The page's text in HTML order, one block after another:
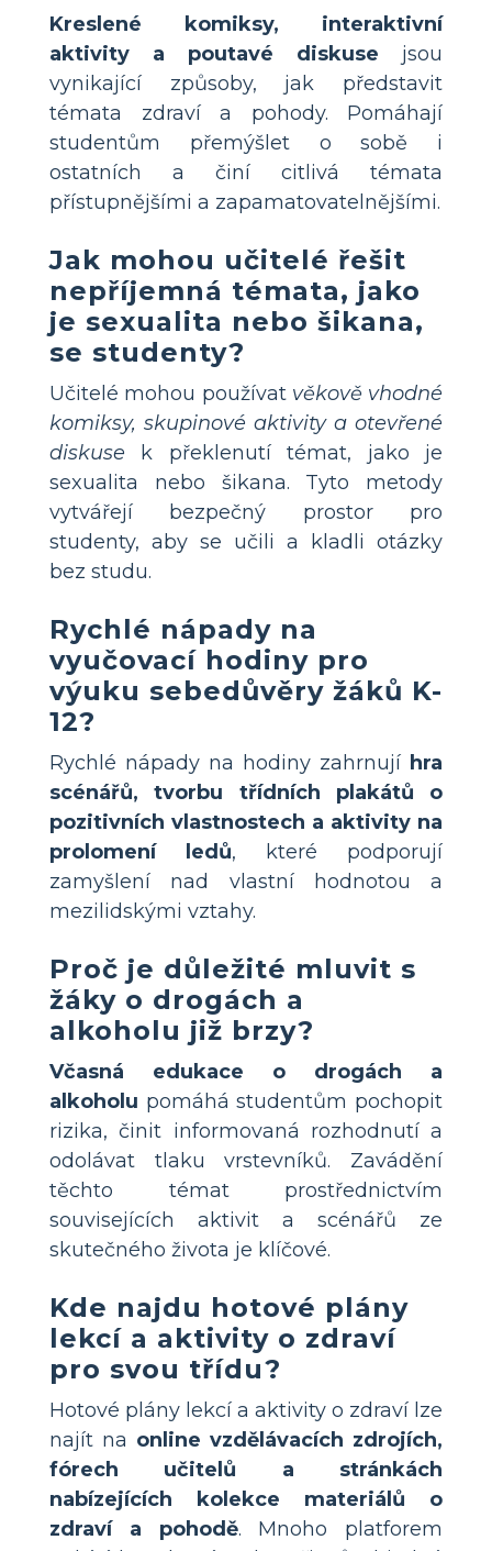
Kreslené komiksy, interaktivní
aktivity a poutavé diskuse jsou
vynikající způsoby, jak představit
témata zdraví a pohody. Pomáhají
studentům přemýšlet o sobě i
ostatních a činí citlivá témata
přístupnějšími a zapamatovatelnějšími.
Jak mohou učitelé řešit
nepříjemná témata, jako
je sexualita nebo šikana,
se studenty?
Učitelé mohou používat věkově vhodné
komiksy, skupinové aktivity a otevřené
diskuse k překlenutí témat, jako je
sexualita nebo šikana. Tyto metody
vytvářejí bezpečný prostor pro
studenty, aby se učili a kladli otázky
bez studu.
Rychlé nápady na
vyučovací hodiny pro
výuku sebedůvěry žáků K-
12?
Rychlé nápady na hodiny zahrnují hra
scénářů, tvorbu třídních plakátů o
pozitivních vlastnostech a aktivity na
prolomení ledů, které podporují
zamyšlení nad vlastní hodnotou a
mezilidskými vztahy.
Proč je důležité mluvit s
žáky o drogách a
alkoholu již brzy?
Včasná edukace o drogách a
alkoholu pomáhá studentům pochopit
rizika, činit informovaná rozhodnutí a
odolávat tlaku vrstevníků. Zavádění
těchto témat prostřednictvím
souvisejících aktivit a scénářů ze
skutečného života je klíčové.
Kde najdu hotové plány
lekcí a aktivity o zdraví
pro svou třídu?
Hotové plány lekcí a aktivity o zdraví lze
najít na online vzdělávacích zdrojích,
fórech učitelů a stránkách
nabízejících kolekce materiálů o
zdraví a pohodě. Mnoho platforem